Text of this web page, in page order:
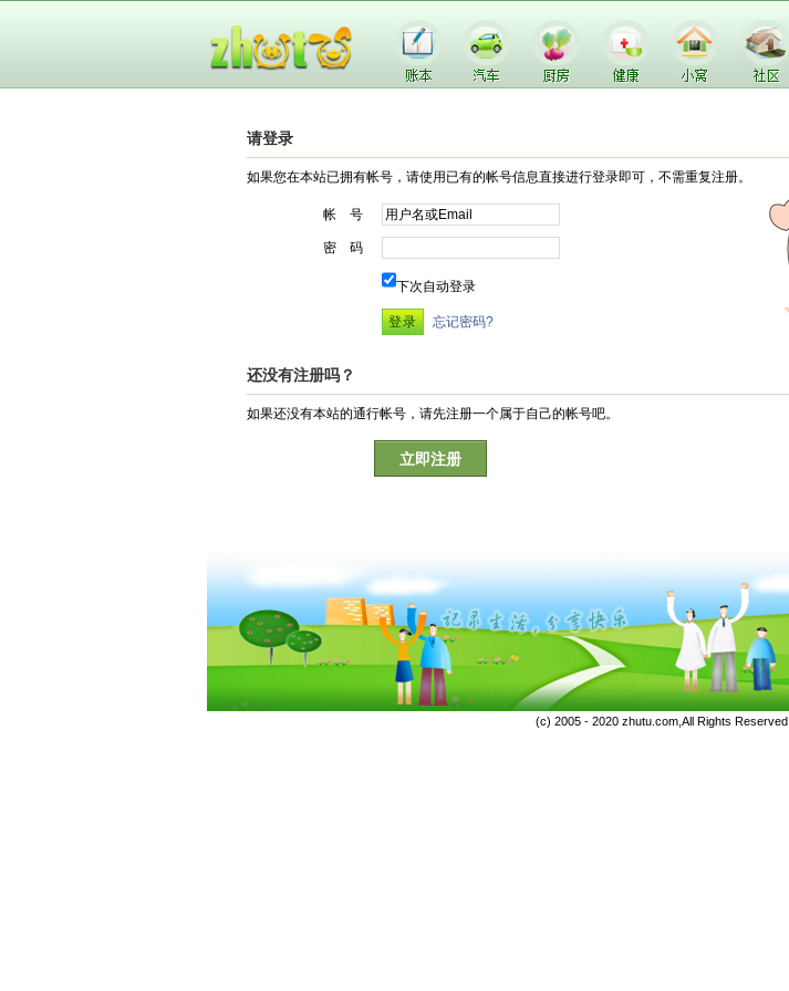
请登录
如果您在本站已拥有帐号，请使用已有的帐号信息直接进行登录即可，不需重复注册。
帐 号
密 码
下次自动登录
忘记密码?
还没有注册吗？
如果还没有本站的通行帐号，请先注册一个属于自己的帐号吧。
立即注册
(c) 2005 - 2020 zhutu.com,All Rights Reserved